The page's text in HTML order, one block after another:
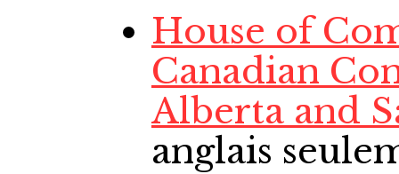
House of
Canadian
Alberta and
anglais